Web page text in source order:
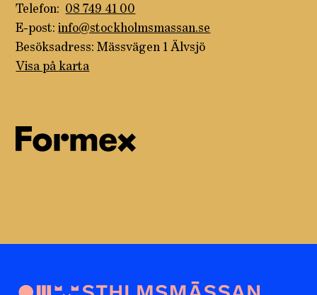
Telefon: 08 749 41 00
E-post:info@stockholmsmassan.se
Besöksadress: Mässvägen 1 Älvsjö
Visa på karta